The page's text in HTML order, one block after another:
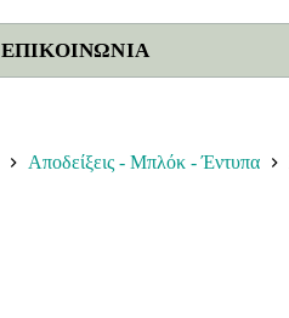
ΕΠΙΚΟΙΝΩΝΊΑ
Αποδείξεις - Μπλόκ - Έντυπα